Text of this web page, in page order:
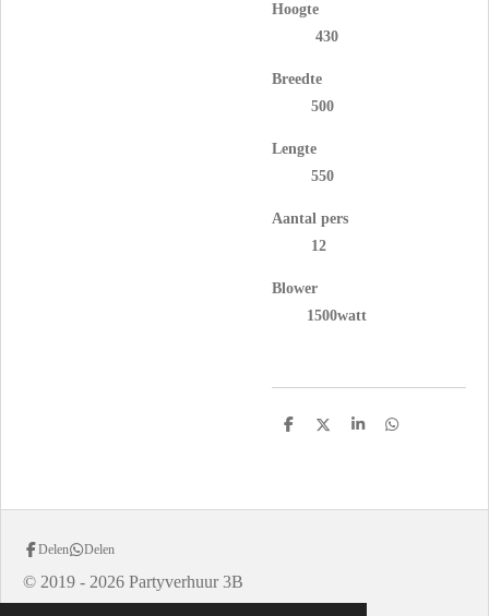
Hoogte
430
Breedte
500
Lengte
550
Aantal pers
12
Blower
1500watt
D
D
S
D
Delen Delen
© 2019 - 2026 Partyverhuur 3B